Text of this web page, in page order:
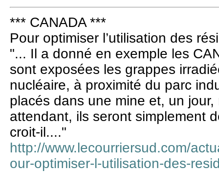
*** CANADA ***
Pour optimiser l’utilisation des
"... Il a donné en exemple les
sont exposées les grappes
nucléaire, à proximité du parc
placés dans une mine et, un
attendant, ils seront simplement
croit-il...."
http://www.lecourriersud.com/
our-optimiser-l-utilisation-des-